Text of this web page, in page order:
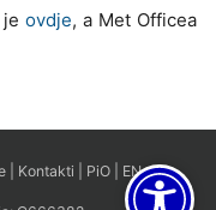
ovdje, a Met Officea
Kontakti PiO EN